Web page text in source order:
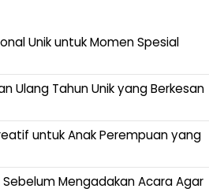
Unik untuk Momen Spesial
Ulang Tahun Unik yang Berkesan
untuk Anak Perempuan yang
Mengadakan Acara Agar